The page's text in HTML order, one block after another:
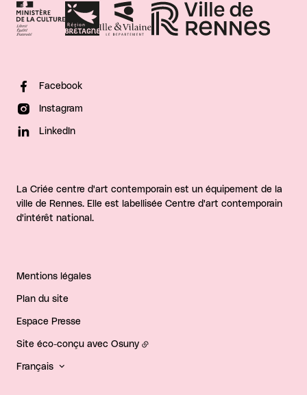
Facebook
Instagram
LinkedIn
La Criée centre d'art contemporain est un équipement de la
ville de Rennes. Elle est labellisée Centre d'art contemporain
d'intérêt national.
Mentions légales
Plan du site
Espace Presse
Site éco-conçu avec Osuny
Français